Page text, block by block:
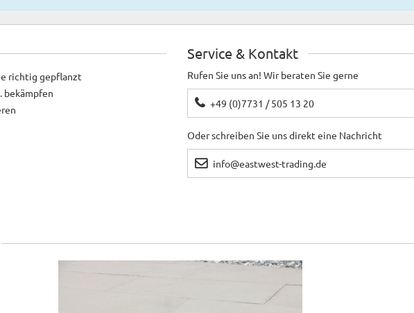
richtig gepflanzt
bekämpfen
Service & Kontakt
Rufen Sie uns an! Wir beraten Sie gerne
+49 (0)7731 / 505 13 20
Oder schreiben Sie uns direkt eine Nachricht
info@eastwest-trading.de